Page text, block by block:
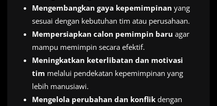
Mengembangkan gaya kepemimpinan yang
sesuai dengan kebutuhan tim atau perusahaan.
Mempersiapkan calon pemimpin baru agar
mampu memimpin secara efektif.
Meningkatkan keterlibatan dan motivasi
tim melalui pendekatan kepemimpinan yang
lebih manusiawi.
Mengelola perubahan dan konflik dengan